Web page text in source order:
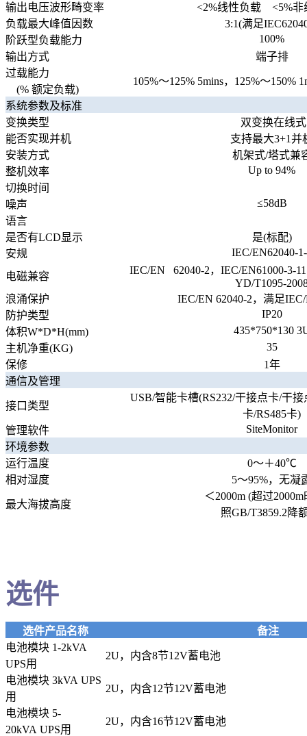
输出电压波形畸变率
<2%线性负载 <5%非
负载最大峰值因数
3:1(满足
阶跃型负载能力
100%
输出方式
端子排
过载能力
(% 额定负载)
105%～125% 5mins，125%～150%
系统参数及标准
变换类型
双变换在线式
能否实现并机
支持最大3+1并
安装方式
机架式/塔式兼
整机效率
Up to 94%
切换时间
噪声
≤58dB
语言
是否有LCD显示
是(标配)
安规
IEC/EN62040-
电磁兼容
IEC/EN 62040-2，IEC/EN61000-3-
YD/T1095-
浪涌保护
IEC/EN 62040-2，满足
防护类型
IP20
体积W*D*H(mm)
435*750*130
主机净重(KG)
35
保修
1年
通信及管理
接口类型
USB/智能卡槽(RS232/干接点卡/干接
卡/RS485卡)
管理软件
SiteMonitor
环境参数
运行温度
0～＋40℃
相对湿度
5～95%，无凝
最大海拔高度
＜2000m (超过
照GB/T3859.2降
选件
选件产品名称
备注
电池模块 1-2kVA
UPS用
2U，内含8节12V蓄电池
电池模块 3kVA UPS
用
2U，内含12节12V蓄电池
电池模块 5-
20kVA UPS用
2U，内含16节12V蓄电池